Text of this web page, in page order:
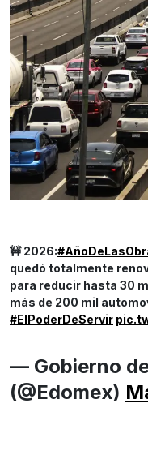
🚧 2026:
quedó totalmente
para reducir hasta 30
más de 200 mil
#ElPoderDeServir
— Gobierno
(@Edomex)